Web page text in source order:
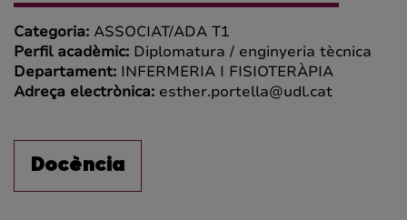
Categoria: ASSOCIAT/ADA T1
Perfil acadèmic: Diplomatura / enginyeria tècnica
Departament: INFERMERIA I FISIOTERÀPIA
Adreça electrònica: esther.portella@udl.cat
Docència